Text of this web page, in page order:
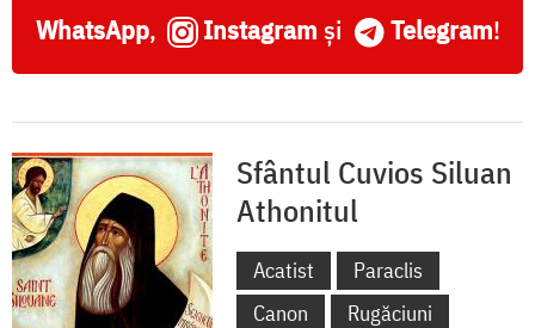
WhatsApp, Instagram și Telegram!
Sfântul Cuvios Siluan
Athonitul
Acatist
Paraclis
Canon
Rugăciuni